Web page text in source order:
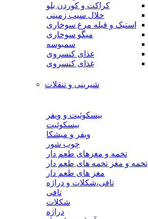
کراکت و کوردن بلو
خلال سیب زمینی
استیک و فیله مرغ سوخاری
میگو سوخاری
سمبوسه
غذای کنسروی
غذای کنسروی
شیرینی و تنقلات
بیسکوئیت و ویفر
بیسکوئیت
ویفر و میشکا
چوب شور
تخمه و مغزهای طعم دار
تخمه و مغز تخمه های طعم دار
مغز های طعم دار
تافی،شکلات و دراژه
تافی
شکلات
دراژه